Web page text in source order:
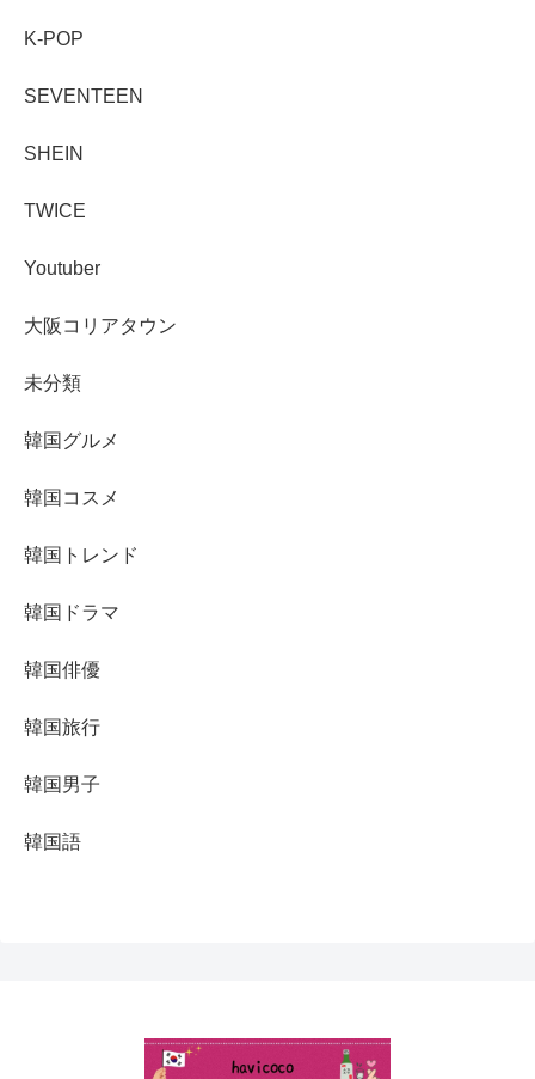
K-POP
SEVENTEEN
SHEIN
TWICE
Youtuber
大阪コリアタウン
未分類
韓国グルメ
韓国コスメ
韓国トレンド
韓国ドラマ
韓国俳優
韓国旅行
韓国男子
韓国語